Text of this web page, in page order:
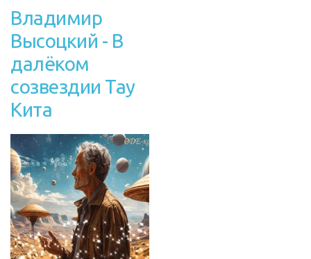
Владимир
Высоцкий - В
далёком
созвездии Тау
Кита